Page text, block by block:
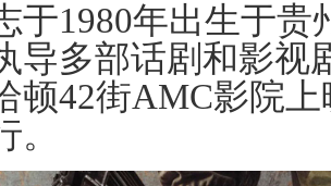
于1980年出生于
导多部话剧和影视
顿42街AMC影院